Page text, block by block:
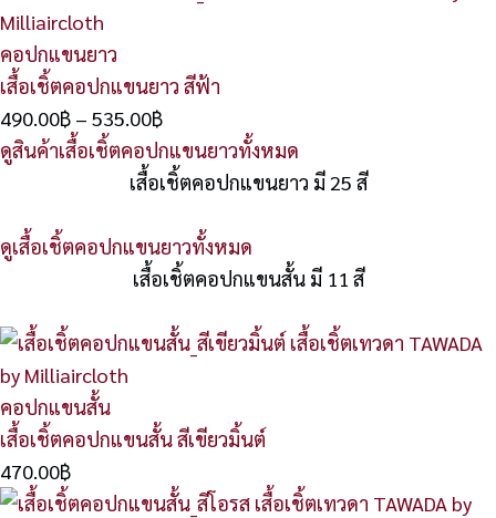
คอปกแขนยาว
เสื้อเชิ้ตคอปกแขนยาว สีฟ้า
490.00฿ – 535.00฿
ดูสินค้าเสื้อเชิ้ตคอปกแขนยาวทั้งหมด
เสื้อเชิ้ตคอปกแขนยาว มี 25 สี
ดูเสื้อเชิ้ตคอปกแขนยาวทั้งหมด
เสื้อเชิ้ตคอปกแขนสั้น มี 11 สี
คอปกแขนสั้น
เสื้อเชิ้ตคอปกแขนสั้น สีเขียวมิ้นต์
470.00฿